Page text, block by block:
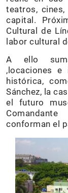
teatros,
capital.
Cultural de
labor cultural
A ello
,locaciones e
histórica,
Sánchez, la
el futuro
conforman el